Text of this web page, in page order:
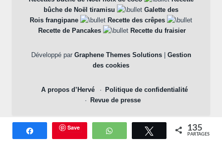
bûche de Noël tiramisu
Galette des
Rois frangipane
Recette des crêpes
Recette de Pancakes
Recette du fraisier
Développé par Graphene Themes Solutions| Gestion
des cookies
A propos d’Hervé
Politique de confidentialité
Revue de presse
Partagez Save WhatsApp Tweetez 135
PARTAGES